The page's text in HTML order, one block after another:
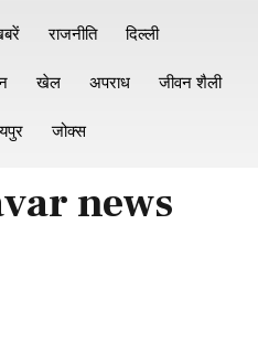
राजनीति दिल्ली
खेल अपराध जीवन शैली
जोक्स
news